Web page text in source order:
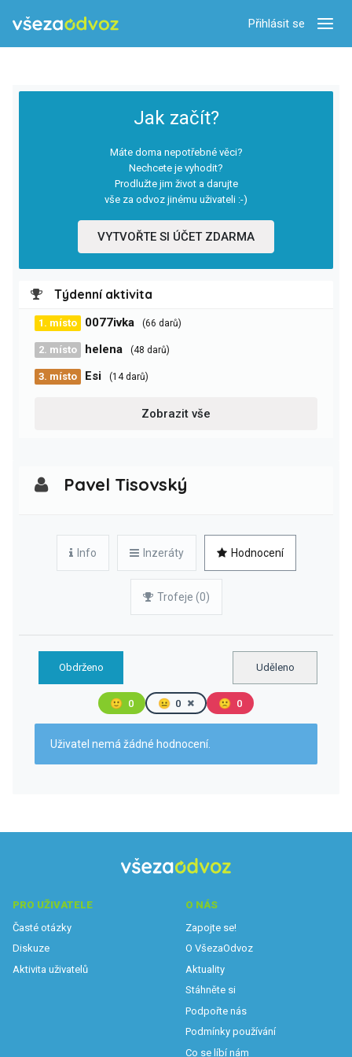
Přihlásit se
Jak začít?
Máte doma nepotřebné věci?
Nechcete je vyhodit?
Prodlužte jim život a darujte
vše za odvoz jinému uživateli :-)
VYTVOŘTE SI ÚČET ZDARMA
Týdenní aktivita
1. místo 0077ivka (66 darů)
2. místo helena (48 darů)
3. místo Esi (14 darů)
Zobrazit vše
Pavel Tisovský
Info Inzeráty Hodnocení
Trofeje (0)
Obdrženo Uděleno
🙂 0 😐 0 🙁 0
Uživatel nemá žádné hodnocení.
PRO UŽIVATELE
Časté otázky
Diskuze
Aktivita uživatelů
O NÁS
Zapojte se!
O VšezaOdvoz
Aktuality
Stáhněte si
Podpořte nás
Podmínky používání
Co se líbí nám